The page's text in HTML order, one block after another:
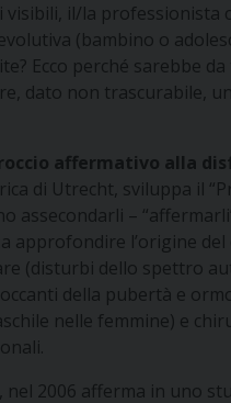
visibili, il/la professionista
(bambino o
Ecco perché sarebbe
dato non trascurabile,
affermativo alla
di Utrecht, sviluppa il
assecondarli –
approfondire l’origine
(disturbi dello spettro
della pubertà e
nelle femmine) e
nel 2006 afferma in uno